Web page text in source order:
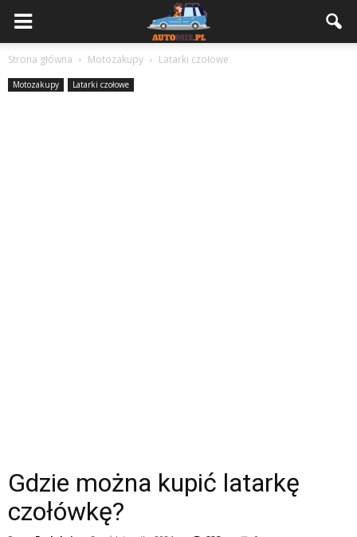
Strona główna Motozakupy Latarki czołowe
Motozakupy Latarki czołowe
Gdzie można kupić latarkę
czołówkę?